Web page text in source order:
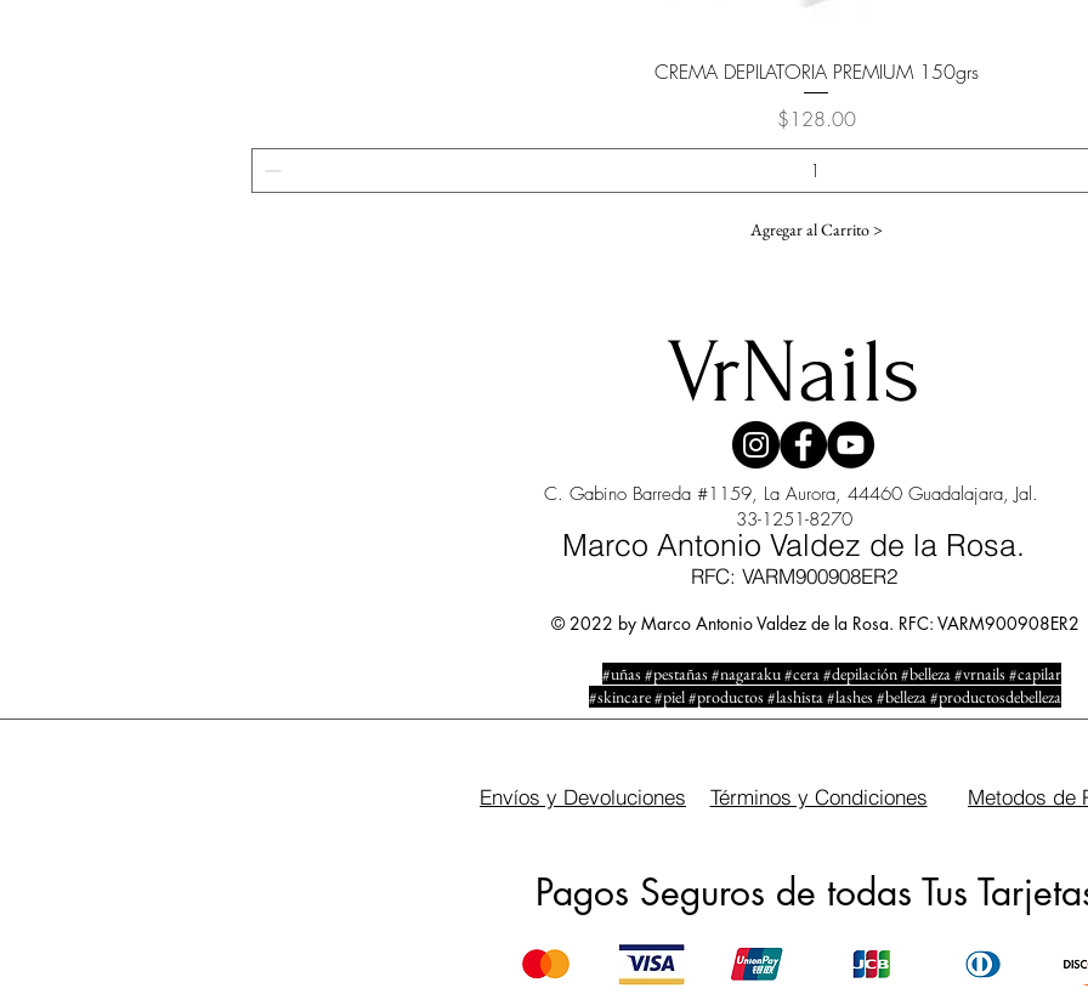
Vista rápida
CREMA DEPILATORIA PREMIUM 150grs
Precio
$128.00
Agregar al Carrito >
VrNails
C. Gabino Barreda #1159, La Aurora, 44460 Guadalajara, Jal.
33-1251-8270
Marco Antonio Valdez de la Rosa.
RFC: VARM900908ER2
© 2022 by Marco Antonio Valdez de la Rosa. RFC: VARM900908ER2
#uñas #pestañas #nagaraku #cera #depilación #belleza #vrnails #capilar
#skincare #piel #productos #lashista #lashes #belleza #productosdebelleza
Envíos y Devoluciones Términos y Condiciones Metodos de
Pagos Seguros de todas Tus